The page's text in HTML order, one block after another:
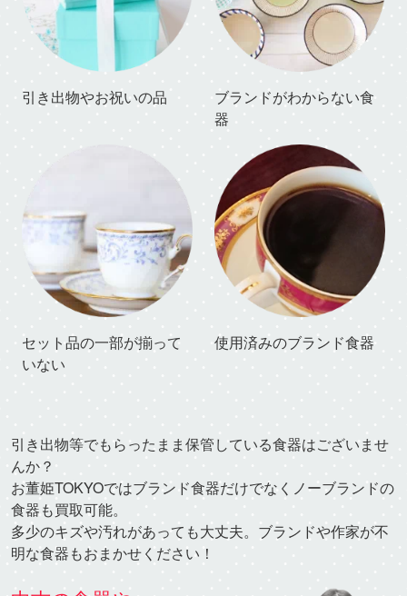
引き出物やお祝いの品
ブランドがわからない食
器
セット品の一部が揃って
いない
使用済みのブランド食器
引き出物等でもらったまま保管している食器はございませ
んか？
お董姫TOKYOではブランド食器だけでなくノーブランドの
食器も買取可能。
多少のキズや汚れがあっても大丈夫。ブランドや作家が不
明な食器もおまかせください！